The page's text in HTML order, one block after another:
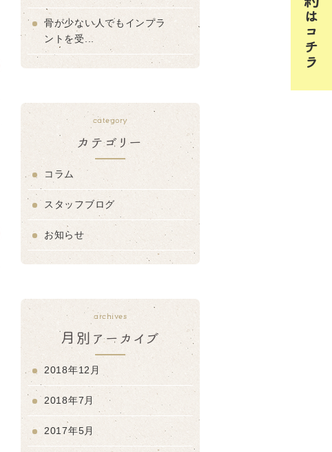
骨が少ない人でもインプラ
ントを受...
category
カテゴリー
コラム
スタッフブログ
お知らせ
archives
月別アーカイブ
2018年12月
2018年7月
2017年5月